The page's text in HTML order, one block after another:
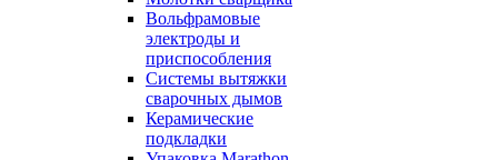
Вольфрамовые
электроды и
приспособления
Системы вытяжки
сварочных дымов
Керамические
подкладки